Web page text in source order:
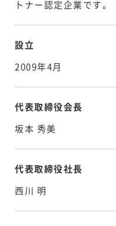
トナー認定企業です。
設立
2009年4月
代表取締役会長
坂本 秀美
代表取締役社長
西川 明